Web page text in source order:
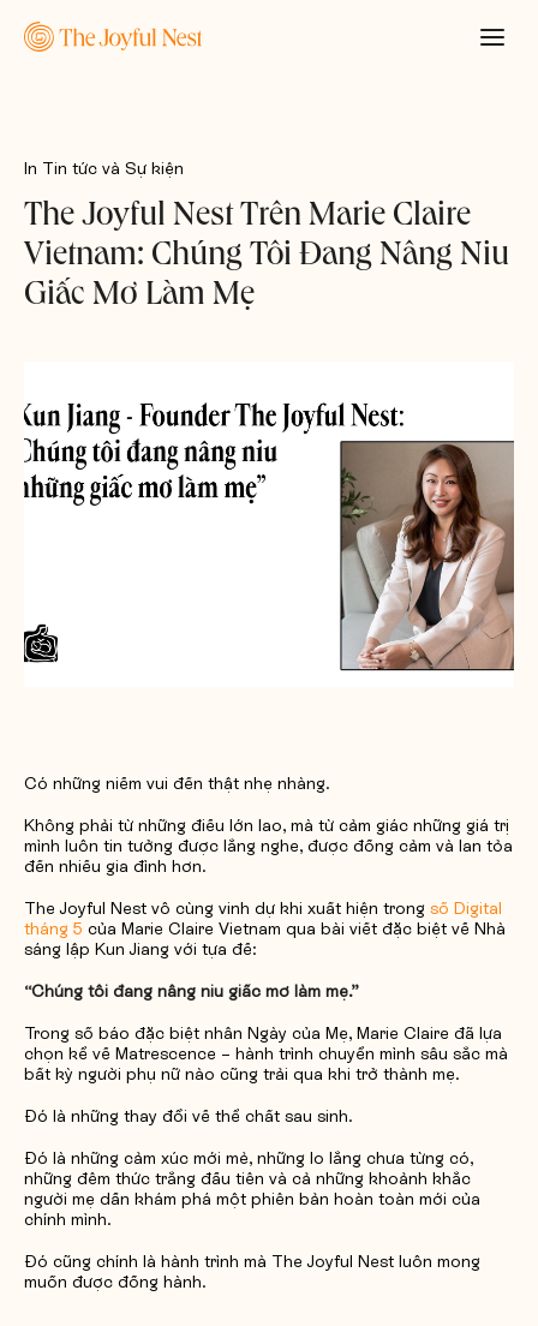
In Tin tức và Sự kiện
The Joyful Nest Trên Marie Claire
Vietnam: Chúng Tôi Đang Nâng Niu
Giấc Mơ Làm Mẹ
Có những niềm vui đến thật nhẹ nhàng.
Không phải từ những điều lớn lao, mà từ cảm giác những giá trị
mình luôn tin tưởng được lắng nghe, được đồng cảm và lan tỏa
đến nhiều gia đình hơn.
The Joyful Nest vô cùng vinh dự khi xuất hiện trong số Digital
tháng 5 của Marie Claire Vietnam qua bài viết đặc biệt về Nhà
sáng lập Kun Jiang với tựa đề:
“Chúng tôi đang nâng niu giấc mơ làm mẹ.”
Trong số báo đặc biệt nhân Ngày của Mẹ, Marie Claire đã lựa
chọn kể về Matrescence – hành trình chuyển mình sâu sắc mà
bất kỳ người phụ nữ nào cũng trải qua khi trở thành mẹ.
Đó là những thay đổi về thể chất sau sinh.
Đó là những cảm xúc mới mẻ, những lo lắng chưa từng có,
những đêm thức trắng đầu tiên và cả những khoảnh khắc
người mẹ dần khám phá một phiên bản hoàn toàn mới của
chính mình.
Đó cũng chính là hành trình mà The Joyful Nest luôn mong
muốn được đồng hành.